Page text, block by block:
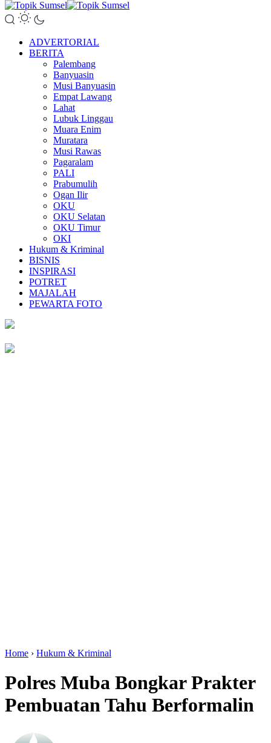
ADVERTORIAL
BERITA
Palembang
Banyuasin
Musi Banyuasin
Empat Lawang
Lahat
Lubuk Linggau
Muara Enim
Muratara
Musi Rawas
Pagaralam
PALI
Prabumulih
Ogan Ilir
OKU
OKU Selatan
OKU Timur
OKI
Hukum & Kriminal
BISNIS
INSPIRASI
POTRET
MAJALAH
PEWARTA FOTO
Home › Hukum & Kriminal
Polres Muba Bongkar Prakter
Pembuatan Tahu Berformalin